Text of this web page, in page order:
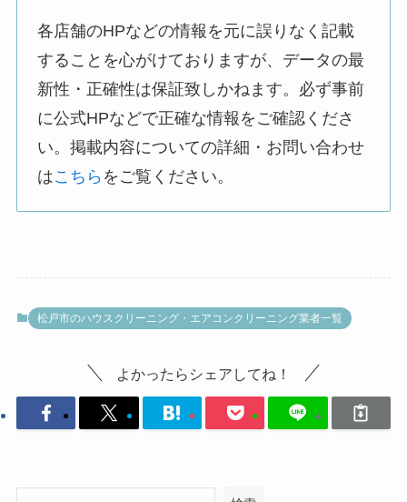
各店舗のHPなどの情報を元に誤りなく記載
することを心がけておりますが、データの最
新性・正確性は保証致しかねます。必ず事前
に公式HPなどで正確な情報をご確認くださ
い。掲載内容についての詳細・お問い合わせ
はこちら をご覧ください。
松戸市のハウスクリーニング・エアコンクリーニング業者一覧
よかったらシェアしてね！